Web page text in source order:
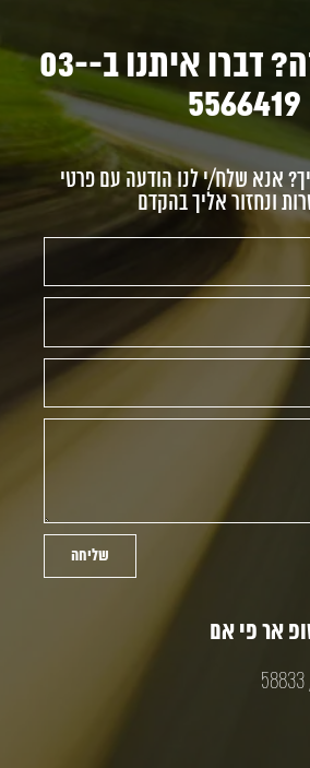
צריכים עזרה? דברו איתנו ב-03-
5566419
אנא שלח/י לנו הודעה עם פרטי
ונחזור אליך בהקדם
שליחה
אר פי אם